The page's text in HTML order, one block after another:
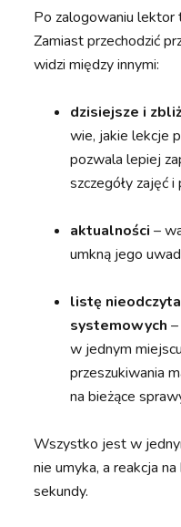
Po zalogowaniu
Zamiast przechodzić
widzi między innymi:
dzisiejsze i
wie, jakie lekcje
pozwala lepiej
szczegóły zajęć
aktualności –
umkną jego
listę
systemowych
w jednym
przeszukiwania
na bieżące
Wszystko jest w
nie umyka, a reakcja
sekundy.